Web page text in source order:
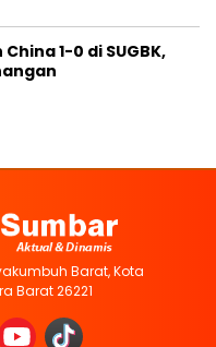
1-0 di SUGBK,
Barat, Kota
Barat 26221